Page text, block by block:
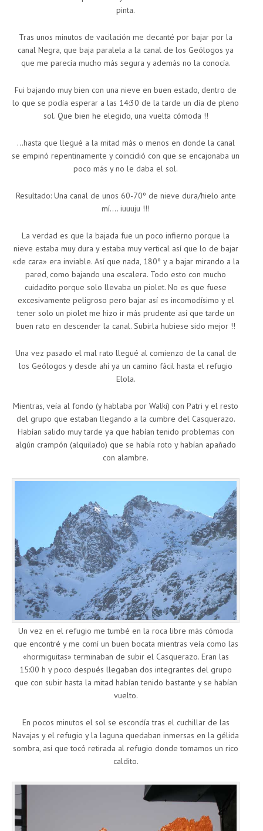
pinta.
Tras unos minutos de vacilación me decanté por bajar por la
canal Negra, que baja paralela a la canal de los Geólogos ya
que me parecía mucho más segura y además no la conocía.
Fui bajando muy bien con una nieve en buen estado, dentro de
lo que se podía esperar a las 14:30 de la tarde un día de pleno
sol. Que bien he elegido, una vuelta cómoda !!
…hasta que llegué a la mitad más o menos en donde la canal
se empinó repentinamente y coincidió con que se encajonaba un
poco más y no le daba el sol.
Resultado: Una canal de unos 60-70º de nieve dura/hielo ante
mí…. iuuuju !!!
La verdad es que la bajada fue un poco infierno porque la
nieve estaba muy dura y estaba muy vertical así que lo de bajar
«de cara» era inviable. Así que nada, 180º y a bajar mirando a la
pared, como bajando una escalera. Todo esto con mucho
cuidadito porque solo llevaba un piolet. No es que fuese
excesivamente peligroso pero bajar así es incomodísimo y el
tener solo un piolet me hizo ir más prudente así que tarde un
buen rato en descender la canal. Subirla hubiese sido mejor !!
Una vez pasado el mal rato llegué al comienzo de la canal de
los Geólogos y desde ahí ya un camino fácil hasta el refugio
Elola.
Mientras, veía al fondo (y hablaba por Walki) con Patri y el resto
del grupo que estaban llegando a la cumbre del Casquerazo.
Habían salido muy tarde ya que habían tenido problemas con
algún crampón (alquilado) que se había roto y habían apañado
con alambre.
Un vez en el refugio me tumbé en la roca libre más cómoda
que encontré y me comí un buen bocata mientras veía como las
«hormiguitas» terminaban de subir el Casquerazo. Eran las
15:00 h y poco después llegaban dos integrantes del grupo
que con subir hasta la mitad habían tenido bastante y se habían
vuelto.
En pocos minutos el sol se escondía tras el cuchillar de las
Navajas y el refugio y la laguna quedaban inmersas en la gélida
sombra, así que tocó retirada al refugio donde tomamos un rico
caldito.